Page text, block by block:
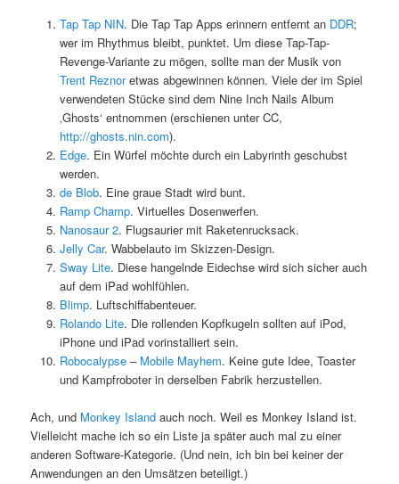
Tap Tap NIN. Die Tap Tap Apps erinnern entfernt an DDR;
wer im Rhythmus bleibt, punktet. Um diese Tap-Tap-
Revenge-Variante zu mögen, sollte man der Musik von
Trent Reznoretwas abgewinnen können. Viele der im Spiel
verwendeten Stücke sind dem Nine Inch Nails Album
‚Ghosts‘ entnommen (erschienen unter CC,
http://ghosts.nin.com).
Edge. Ein Würfel möchte durch ein Labyrinth geschubst
werden.
de Blob. Eine graue Stadt wird bunt.
Ramp Champ. Virtuelles Dosenwerfen.
Nanosaur 2. Flugsaurier mit Raketenrucksack.
Jelly Car. Wabbelauto im Skizzen-Design.
Sway Lite. Diese hangelnde Eidechse wird sich sicher auch
auf dem iPad wohlfühlen.
Blimp. Luftschiffabenteuer.
Rolando Lite. Die rollenden Kopfkugeln sollten auf iPod,
iPhone und iPad vorinstalliert sein.
Robocalypse– Mobile Mayhem. Keine gute Idee, Toaster
und Kampfroboter in derselben Fabrik herzustellen.
Ach, und Monkey Island auch noch. Weil es Monkey Island ist.
Vielleicht mache ich so ein Liste ja später auch mal zu einer
anderen Software-Kategorie. (Und nein, ich bin bei keiner der
Anwendungen an den Umsätzen beteiligt.)